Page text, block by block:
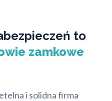
to
zamkowe
i solidna firma